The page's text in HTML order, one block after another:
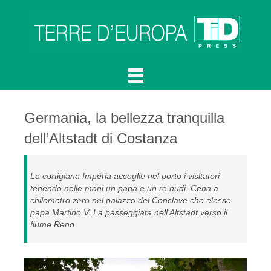
Germania, la bellezza tranquilla
dell’Altstadt di Costanza
La cortigiana Impéria accoglie nel porto i visitatori
tenendo nelle mani un papa e un re nudi. Cena a
chilometro zero nel palazzo del Conclave che elesse
papa Martino V. La passeggiata nell'Altstadt verso il
fiume Reno